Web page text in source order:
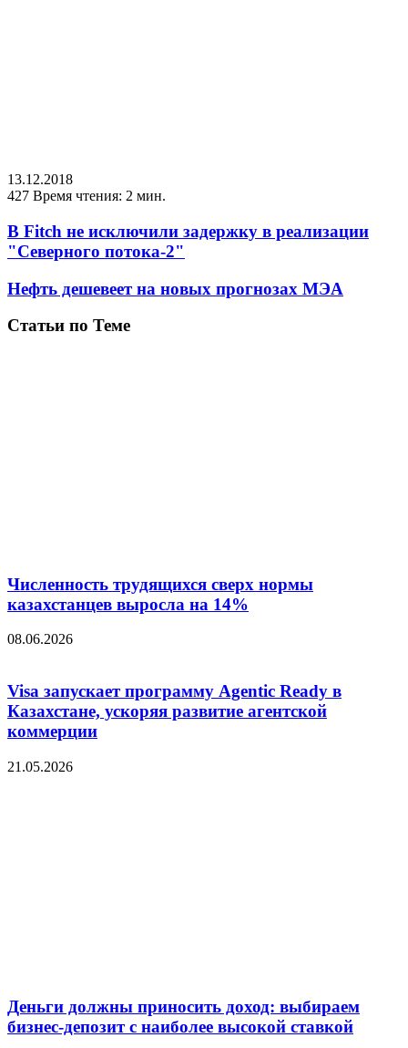
13.12.2018
427 Время чтения: 2 мин.
В Fitch не исключили задержку в реализации
"Северного потока-2"
Нефть дешевеет на новых прогнозах МЭА
Статьи по Теме
Численность трудящихся сверх нормы
казахстанцев выросла на 14%
08.06.2026
Visa запускает программу Agentic Ready в
Казахстане, ускоряя развитие агентской
коммерции
21.05.2026
Деньги должны приносить доход: выбираем
бизнес-депозит с наиболее высокой ставкой